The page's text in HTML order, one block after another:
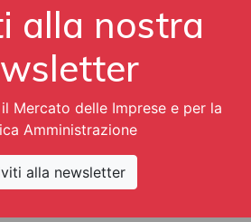
alla nostra
Mercato delle Imprese e per la
Amministrazione
alla newsletter